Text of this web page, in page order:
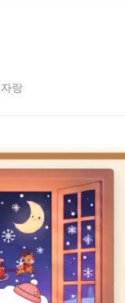
랑